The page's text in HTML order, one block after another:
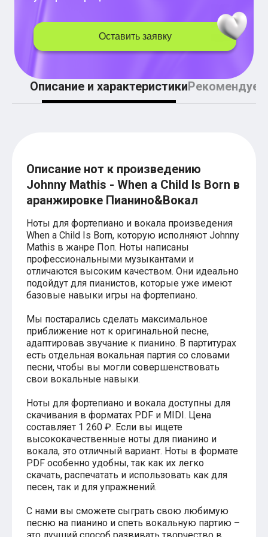
Легкие аккорды (простые песни)
Аккорды со словами (вокал)
BEARWOLF
Мари Краймбрери
Комната культуры
XOLIDAYBOY
Сергей Лазарев
Анжелика Варум
Алексей Чумаков
Леонид Агутин
Тематические
Из фильмов
Аватар: Путь воды
Титаник
Гарри Поттер
Хатико
Реквием по мечте
Пираты Карибского моря
Сумерки
Величайший шоумен
Звездные войны
Ла ла Ленд
Ромео и Джульетта (1968)
Бумер
Аладдин (2019)
Брат-2
Властелин колец: Братство Кольца
Гордость и предубеждение
Классическая музыка
Времена года - Вивальди
Времена года - Чайковский
Сонаты Бетховена
Из мультфильмов
Король лев
Холодное сердце
Оставить заявку
Описание и характеристикиРекомендуем
Описание нот к произведению
Johnny Mathis - When a Child Is Born в
аранжировке Пианино&Вокал
Ноты для фортепиано и вокала произведения
When a Child Is Born, которую исполняют Johnny
Mathis в жанре Поп. Ноты написаны
профессиональными музыкантами и
отличаются высоким качеством. Они идеально
подойдут для пианистов, которые уже имеют
базовые навыки игры на фортепиано.
Мы постарались сделать максимальное
приближение нот к оригинальной песне,
адаптировав звучание к пианино. В партитурах
есть отдельная вокальная партия со словами
песни, чтобы вы могли совершенствовать
свои вокальные навыки.
Ноты для фортепиано и вокала доступны для
скачивания в форматах PDF и MIDI. Цена
составляет 1 260 ₽. Если вы ищете
высококачественные ноты для пианино и
вокала, это отличный вариант. Ноты в формате
PDF особенно удобны, так как их легко
скачать, распечатать и использовать как для
песен, так и для упражнений.
С нами вы сможете сыграть свою любимую
песню на пианино и спеть вокальную партию –